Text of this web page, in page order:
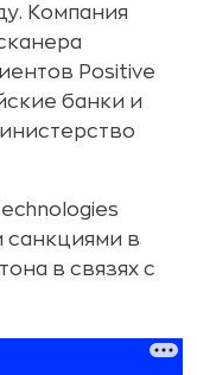
Компания
Positive
банки и
санкциями в
в связях с